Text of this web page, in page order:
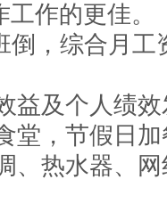
作的更佳。
倒，综合月工
益及个人绩
堂，节假日
、热水器、